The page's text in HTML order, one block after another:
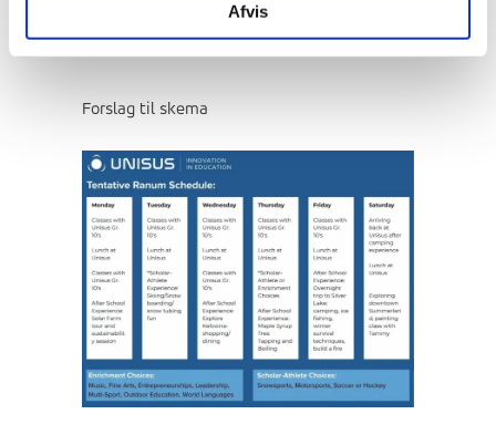
Afvis
Forslag til skema